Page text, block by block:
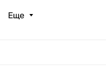
Еще